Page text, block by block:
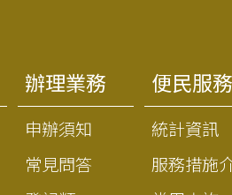
辦理業務
申辦須知
常見問答
便民服務
統計資訊
服務措施